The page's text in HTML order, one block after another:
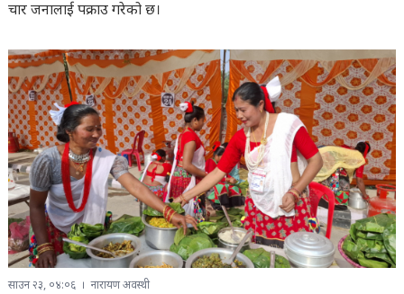
चार जनालाई पक्राउ गरेको छ।
साउन २३, ०४:०६ नारायण अवस्थी